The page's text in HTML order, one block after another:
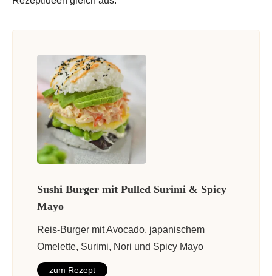
Sushi Burger mit Pulled Surimi & Spicy
Mayo
Reis-Burger mit Avocado, japanischem
Omelette, Surimi, Nori und Spicy Mayo
zum Rezept